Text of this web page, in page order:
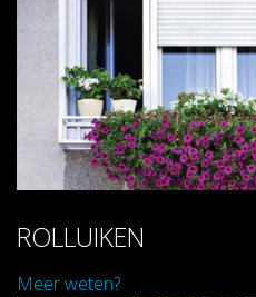
ROLLUIKEN
Meer weten?